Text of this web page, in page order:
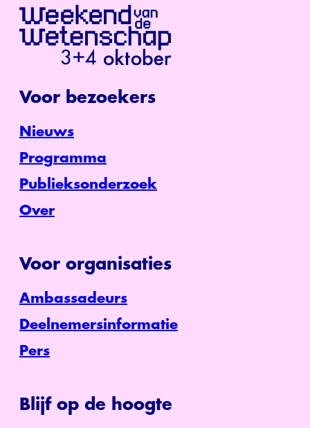
Voor bezoekers
Nieuws
Programma
Publieksonderzoek
Over
Voor organisaties
Ambassadeurs
Deelnemersinformatie
Pers
Blijf op de hoogte